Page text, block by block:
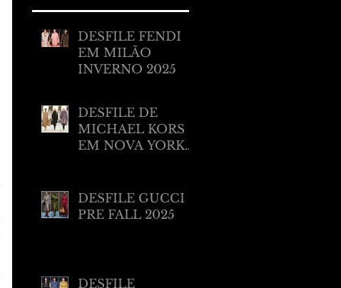
DESFILE FENDI
EM MILÃO
INVERNO 2025
DESFILE DE
MICHAEL KORS
EM NOVA YORK
DESFILE GUCCI
PRE FALL 2025
DESFILE